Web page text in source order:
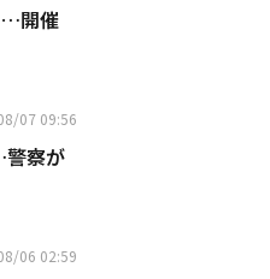
…開催
07 09:56
警察が
06 02:59